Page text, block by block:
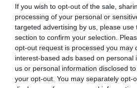
If you wish to opt-out of the sale,
processing of your personal or
targeted advertising by us, please use
section to confirm your selection.
opt-out request is processed you may
interest-based ads based on personal
us or personal information disclosed
your opt-out. You may separately opt-